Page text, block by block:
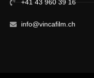
+41 43 960 39 16
info@vincafilm.ch